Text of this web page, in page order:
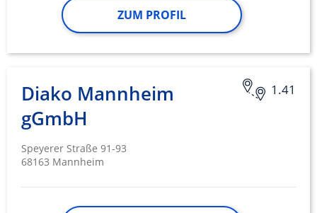
ZUM PROFIL
1.41
Diako Mannheim
gGmbH
Speyerer Straße 91-93
68163 Mannheim